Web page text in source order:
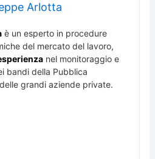
Arlotta
è un esperto in procedure
del mercato del lavoro,
nel monitoraggio e
bandi della Pubblica
grandi aziende private.